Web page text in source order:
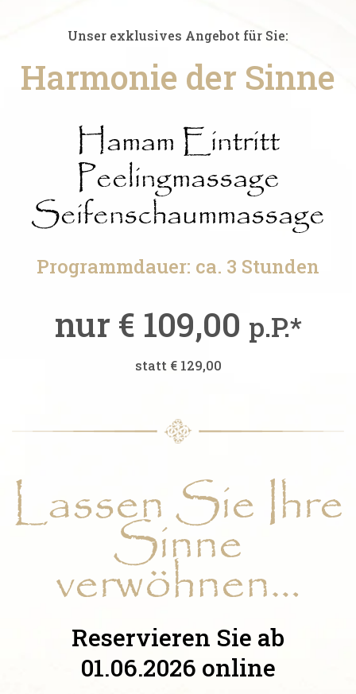
Unser exklusives Angebot für Sie:
Harmonie der Sinne
Hamam Eintritt
Peelingmassage
Seifenschaummassage
Programmdauer: ca. 3 Stunden
nur € 109,00 p.P.*
statt € 129,00
Lassen Sie Ihre
Sinne
verwöhnen…
Reservieren Sie ab
01.06.2026 online